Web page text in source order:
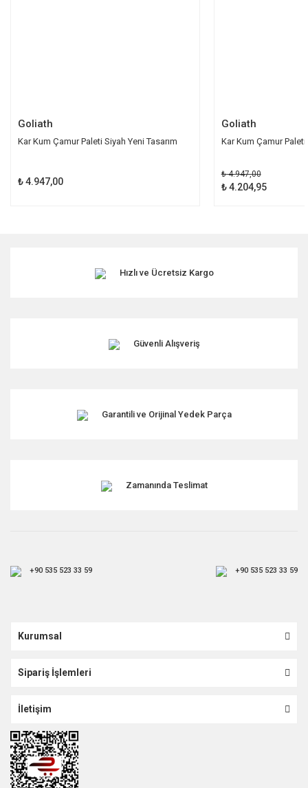
Goliath
Kar Kum Çamur Paleti Siyah Yeni Tasarım
₺ 4.947,00
Goliath
Kar Kum Çamur Paleti
₺ 4.947,00
₺ 4.204,95
Hızlı ve Ücretsiz Kargo
Güvenli Alışveriş
Garantili ve Orijinal Yedek Parça
Zamanında Teslimat
+90 535 523 33 59 +90 535 523 33 59
Kurumsal
Sipariş İşlemleri
İletişim